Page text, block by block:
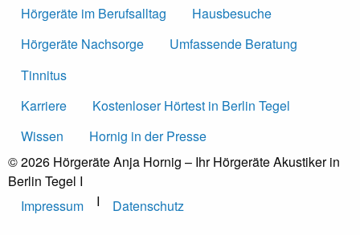
Hörgeräte im Berufsalltag
Hausbesuche
Hörgeräte Nachsorge
Umfassende Beratung
Tinnitus
Karriere
Kostenloser Hörtest in Berlin Tegel
Wissen
Hornig in der Presse
© 2026 Hörgeräte Anja Hornig – Ihr Hörgeräte Akustiker in
Berlin Tegel I
Impressum
I Datenschutz